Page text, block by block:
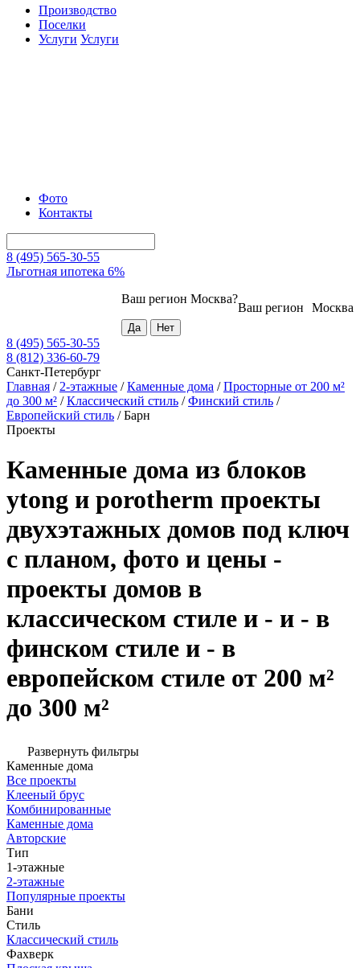
Производство
Поселки
Услуги Услуги
Фото
Контакты
8 (495) 565-30-55
Льготная ипотека 6%
Москва
Ваш регион
Ваш регион Москва?
8 (495) 565-30-55
8 (812) 336-60-79
Санкт-Петербург
Главная / 2-этажные /Каменные дома /Просторные от 200 м²
до 300 м² /Классический стиль /Финский стиль /
Европейский стиль /Барн
Проекты
Каменные дома из блоков
ytong и porotherm проекты
двухэтажных домов под ключ
с планом, фото и цены -
проекты домов в
классическом стиле и - и - в
финском стиле и - в
европейском стиле от 200 м²
до 300 м²
Развернуть фильтры
Каменные дома
Все проекты
Клееный брус
Комбинированные
Каменные дома
Авторские
Тип
1-этажные
2-этажные
Популярные проекты
Бани
Стиль
Классический стиль
Фахверк